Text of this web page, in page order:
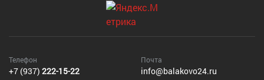
Телефон
+7 (937) 222-15-22
Почта
info@balakovo24.ru